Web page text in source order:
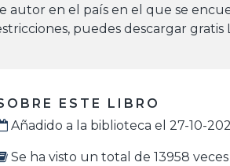
autor en el país en el que se
puedes descargar gratis
ESTE LIBRO
Añadido a la biblioteca el 27-10-
Se ha visto un total de 13958 veces